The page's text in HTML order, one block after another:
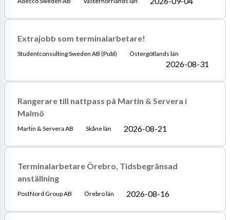
Extrajobb som terminalarbetare!
Studentconsulting Sweden AB (Publ) Östergötlands län
2026-08-31
Rangerare till nattpass på Martin & Servera i
Malmö
Martin & Servera AB Skåne län 2026-08-21
Terminalarbetare Örebro, Tidsbegränsad
anställning
PostNord Group AB Örebro län 2026-08-16